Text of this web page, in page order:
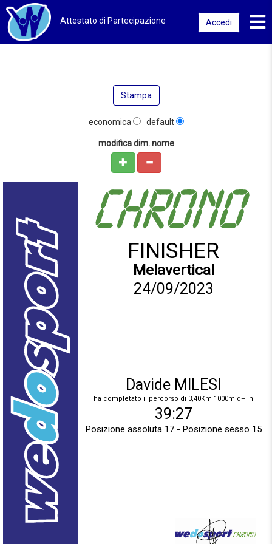
Attestato di Partecipazione Accedi
Stampa
economica default
modifica dim. nome
FINISHER
Melavertical
Davide MILESI
ha completato il percorso di 3,40Km 1000m d+ in
Posizione assoluta 17 - Posizione sesso 15
39:27
24/09/2023